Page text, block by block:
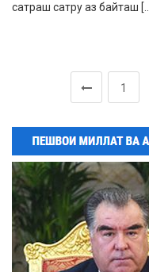
сатраш сатру аз байташ […]
1